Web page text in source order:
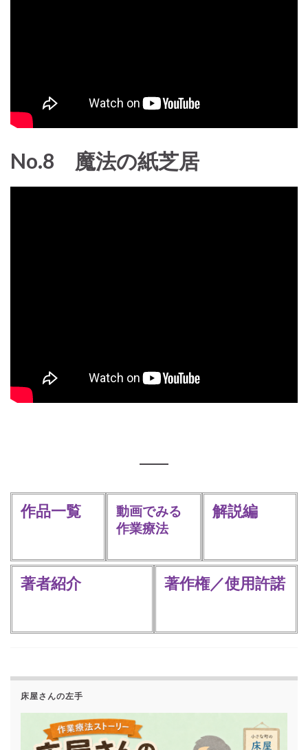
No.8 魔法の紙芝居
作品一覧
動画でみる
作業療法
解説編
著者紹介 著作権／使用許諾
床屋さんの左手